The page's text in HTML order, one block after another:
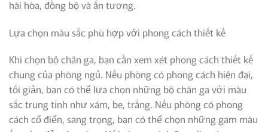
hài hòa, đồng bộ và ấn tượng.
Lựa chọn màu sắc phù hợp với phong cách thiết kế
Khi chọn bộ chăn ga, bạn cần xem xét phong cách thiết kế
chung của phòng ngủ. Nếu phòng có phong cách hiện đại,
tối giản, bạn có thể lựa chọn những bộ chăn ga với màu
sắc trung tính như xám, be, trắng. Nếu phòng có phong
cách cổ điển, sang trọng, bạn có thể chọn những gam màu